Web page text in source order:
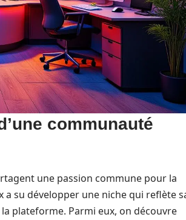
communauté
une passion commune pour la
a su développer une niche qui reflète
plateforme. Parmi eux, on découvre